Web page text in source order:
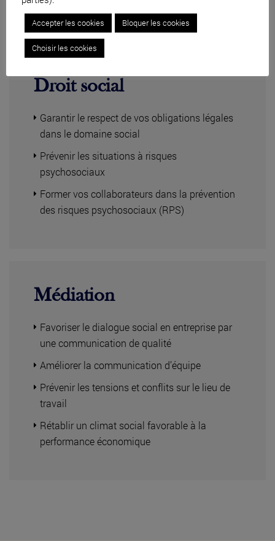
Droit social
Garantir le respect de vos obligations légales
dans le domaine social
Prévenir les situations à risques
psychosociaux
Former vos collaborateurs dans la prévention
des risques psychosociaux (RPS)
Médiation
Favoriser le dialogue social en entreprise par
une communication de qualité
Améliorer la communication d’équipe
Prévenir les tensions et conflits sur le lieu de
travail
Rétablir un climat social favorable à la
performance économique
Accepter les cookies Bloquer les cookies
Choisir les cookies